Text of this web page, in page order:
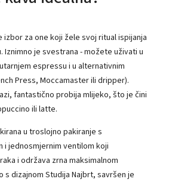
izbor za one koji žele svoj ritual ispijanja
Iznimno je svestrana - možete uživati ​​u
espressu i u alternativnim
Press, Moccamaster ili dripper).
fantastično probija mlijeko, što je čini
ili latte.
u troslojno pakiranje s
i jednosmjernim ventilom koji
i održava zrna maksimalnom
s dizajnom Studija Najbrt, savršen je